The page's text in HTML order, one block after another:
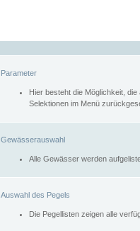
Parameter
Hier besteht die Möglichkeit,
Selektionen im Menü
Gewässerauswahl
Alle Gewässer werden
Auswahl des Pegels
Die Pegellisten zeigen alle